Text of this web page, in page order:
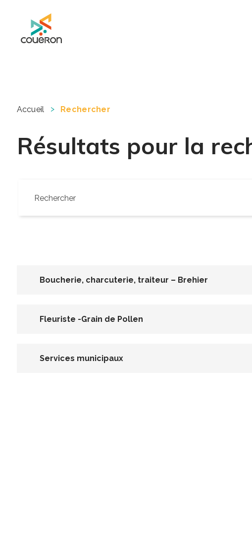
Accueil > Rechercher
Résultats pour la
Boucherie, charcuterie, traiteur – Brehier
Fleuriste -Grain de Pollen
Services municipaux